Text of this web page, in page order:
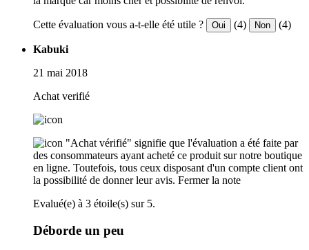
Cette évaluation vous a-t-elle été utile ? Oui (4) Non (4)
Kabuki
21 mai 2018
Achat verifié
"Achat vérifié" signifie que l'évaluation a été faite par
des consommateurs ayant acheté ce produit sur notre boutique
en ligne. Toutefois, tous ceux disposant d'un compte client ont
la possibilité de donner leur avis. Fermer la note
Evalué(e) à 3 étoile(s) sur 5.
Déborde un peu